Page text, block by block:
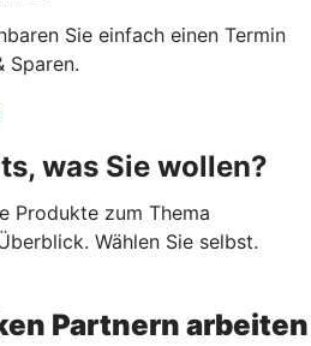
Sie einfach einen Termin
Sparen.
was Sie wollen?
Produkte zum Thema
Wählen Sie selbst.
Partnern arbeiten